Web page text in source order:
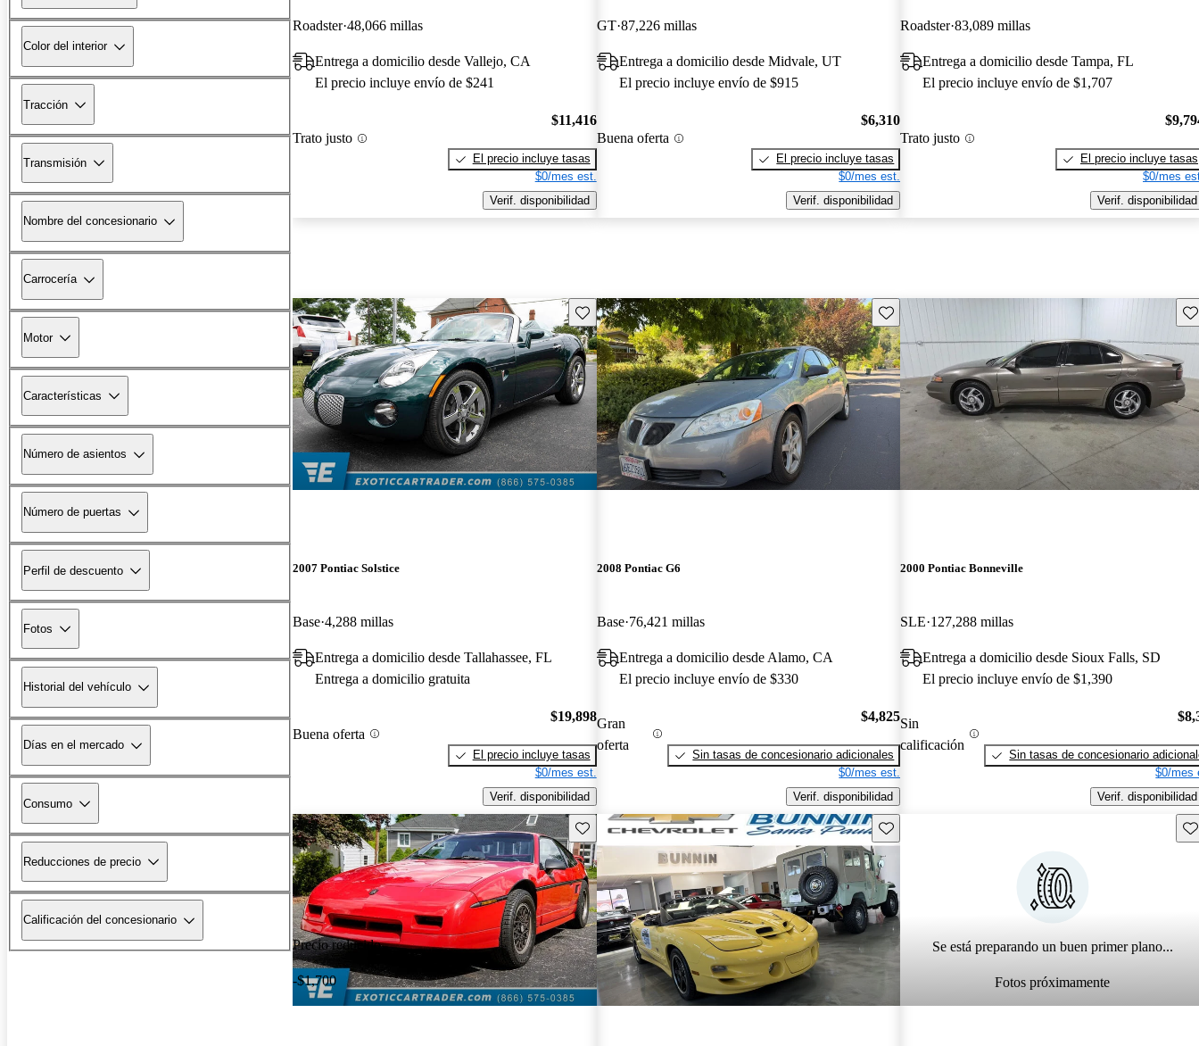
Color del interior
Tracción
Transmisión
Nombre del concesionario
Carrocería
Motor
Características
Número de asientos
Número de puertas
Perfil de descuento
Fotos
Historial del vehículo
Días en el mercado
Consumo
Reducciones de precio
Calificación del concesionario
Roadster 48,066 millas
Entrega a domicilio desde Vallejo, CA
El precio incluye envío de $241
Trato justo
$11,416
El precio incluye tasas
$0/mes est.
Verif. disponibilidad
GT 87,226 millas
Entrega a domicilio desde Midvale, UT
El precio incluye envío de $915
Buena oferta
$6,310
El precio incluye tasas
$0/mes est.
Verif. disponibilidad
Roadster 83,089 millas
Entrega a domicilio desde Tampa, FL
El precio incluye envío de $1,707
Trato justo
El precio incluye tasas
$0/mes
Verif. disponibilidad
Guarda este Aviso
2007 Pontiac Solstice
Base 4,288 millas
Entrega a domicilio desde Tallahassee, FL
Entrega a domicilio gratuita
Buena oferta
$19,898
El precio incluye tasas
$0/mes est.
Verif. disponibilidad
Guarda este Aviso
2008 Pontiac G6
Base 76,421 millas
Entrega a domicilio desde Alamo, CA
El precio incluye envío de $330
Gran
oferta
$4,825
Sin tasas de concesionario adicionales
$0/mes est.
Verif. disponibilidad
2000 Pontiac Bonneville
SLE 127,288 millas
Entrega a domicilio desde Sioux Falls, SD
El precio incluye envío de $1,390
Sin
calificación
Sin tasas de concesionario
$0/mes
Verif. disponibilidad
Precio reducido
-$1,700
Guarda este Aviso Guarda este Aviso
Se está preparando un buen primer plano...
Fotos próximamente